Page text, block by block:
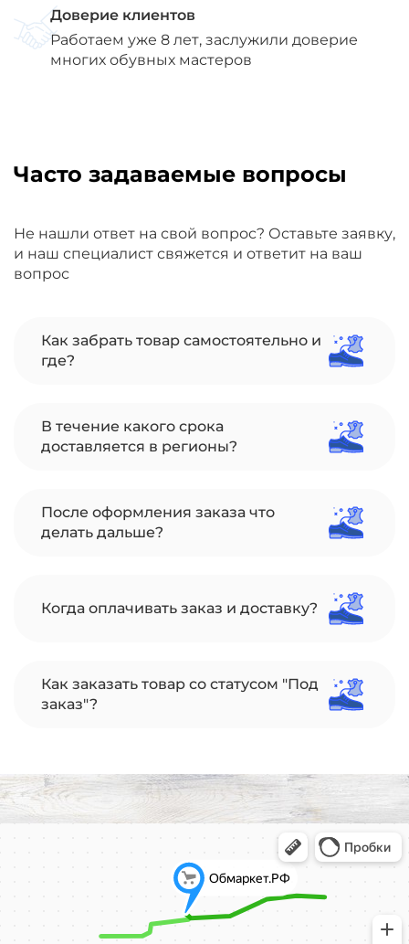
Доверие клиентов
Работаем уже 8 лет, заслужили доверие
многих обувных мастеров
Часто задаваемые вопросы
Не нашли ответ на свой вопрос? Оставьте заявку,
и наш специалист свяжется и ответит на ваш
вопрос
Как забрать товар самостоятельно и
где?
В течение какого срока
доставляется в регионы?
После оформления заказа что
делать дальше?
Когда оплачивать заказ и доставку?
Как заказать товар со статусом "Под
заказ"?